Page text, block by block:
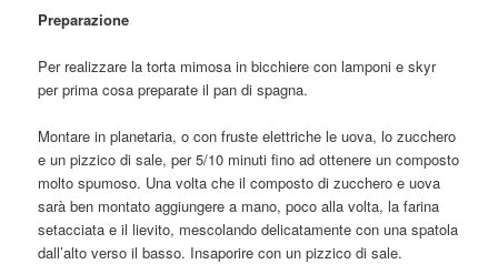
Preparazione
Per realizzare la torta mimosa in bicchiere con lamponi e skyr
per prima cosa preparate il pan di spagna.
Montare in planetaria, o con fruste elettriche le uova, lo zucchero
e un pizzico di sale, per 5/10 minuti fino ad ottenere un composto
molto spumoso. Una volta che il composto di zucchero e uova
sarà ben montato aggiungere a mano, poco alla volta, la farina
setacciata e il lievito, mescolando delicatamente con una spatola
dall’alto verso il basso. Insaporire con un pizzico di sale.